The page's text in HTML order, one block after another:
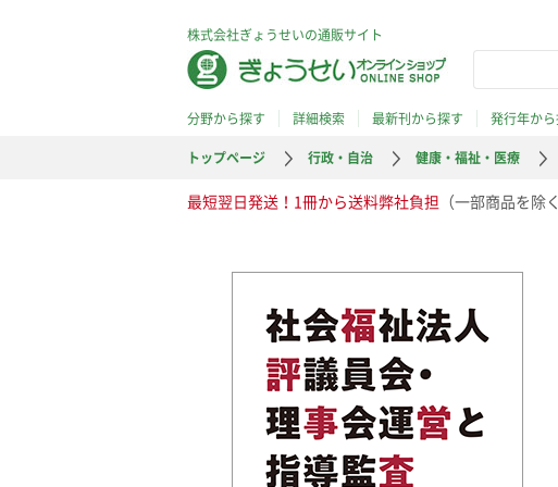
株式会社ぎょうせいの通販サイト
分野から探す 詳細検索 最新刊から探す 発行年か
トップページ
行政・自治 健康・福祉・医療
最短翌日発送！1冊から送料弊社負担 （一部商品を除く